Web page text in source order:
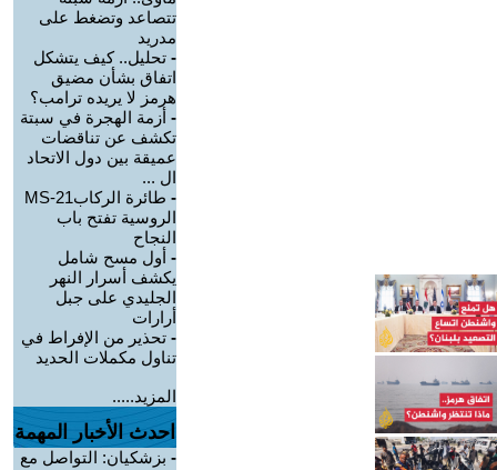
تتصاعد وتضغط على
مدريد
- تحليل.. كيف يتشكل
اتفاق بشأن مضيق
هرمز لا يريده ترامب؟
- أزمة الهجرة في سبتة
تكشف عن تناقضات
عميقة بين دول الاتحاد
ال ...
-
طائرة الركابMS-21
الروسية تفتح باب
النجاح
- أول مسح شامل
يكشف أسرار النهر
الجليدي على جبل
أرارات
- تحذير من الإفراط في
تناول مكملات الحديد
المزيد.....
احدث الأخبار المهمة
- بزشكيان: التواصل مع